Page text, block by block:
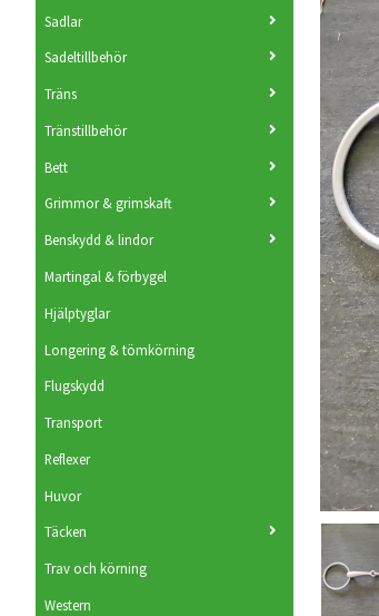
Sadlar
Sadeltillbehör
Träns
Tränstillbehör
Bett
Grimmor & grimskaft
Benskydd & lindor
Martingal & förbygel
Hjälptyglar
Longering & tömkörning
Flugskydd
Transport
Reflexer
Huvor
Täcken
Trav och körning
Western